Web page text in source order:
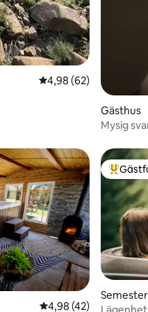
4,98 av 5 i
4,98 (62)
Gästhus
Mysig
4,98 av 5 i
4,98 (42)